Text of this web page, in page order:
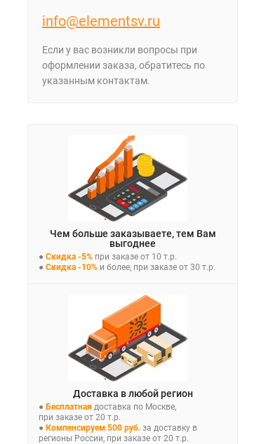
info@elementsv.ru
Если у вас возникли вопросы при
оформлении заказа, обратитесь по
указанным контактам.
Чем больше заказываете, тем Вам
выгоднее
● Скидка -5% при заказе от 10 т.р.
● Скидка -10% и более, при заказе от 30 т.р.
Доставка в любой регион
● Бесплатная доставка по Москве,
при заказе от 20 т.р.
● Компенсируем 500 руб. за доставку в
регионы России, при заказе от 20 т.р.